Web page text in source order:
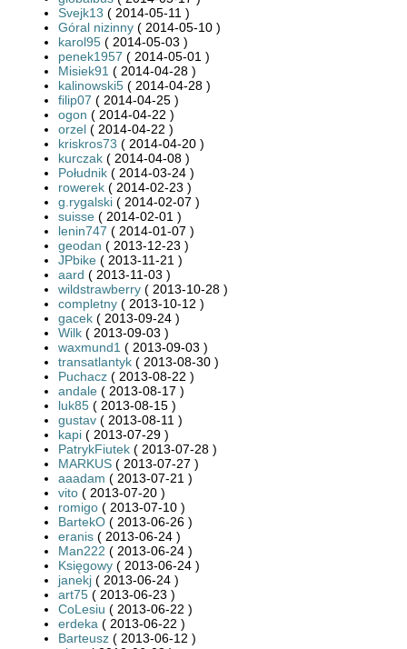
Svejk13 ( 2014-05-11 )
Góral nizinny ( 2014-05-10 )
karol95 ( 2014-05-03 )
penek1957 ( 2014-05-01 )
Misiek91 ( 2014-04-28 )
kalinowski5 ( 2014-04-28 )
filip07 ( 2014-04-25 )
ogon ( 2014-04-22 )
orzel ( 2014-04-22 )
kriskros73 ( 2014-04-20 )
kurczak ( 2014-04-08 )
Południk ( 2014-03-24 )
rowerek ( 2014-02-23 )
g.rygalski ( 2014-02-07 )
suisse ( 2014-02-01 )
lenin747 ( 2014-01-07 )
geodan ( 2013-12-23 )
JPbike ( 2013-11-21 )
aard ( 2013-11-03 )
wildstrawberry ( 2013-10-28 )
completny ( 2013-10-12 )
gacek ( 2013-09-24 )
Wilk ( 2013-09-03 )
waxmund1 ( 2013-09-03 )
transatlantyk ( 2013-08-30 )
Puchacz ( 2013-08-22 )
andale ( 2013-08-17 )
luk85 ( 2013-08-15 )
gustav ( 2013-08-11 )
kapi ( 2013-07-29 )
PatrykFiutek ( 2013-07-28 )
MARKUS ( 2013-07-27 )
aaadam ( 2013-07-21 )
vito ( 2013-07-20 )
romigo ( 2013-07-10 )
BartekO ( 2013-06-26 )
eranis ( 2013-06-24 )
Man222 ( 2013-06-24 )
Księgowy ( 2013-06-24 )
janekj ( 2013-06-24 )
art75 ( 2013-06-23 )
CoLesiu ( 2013-06-22 )
erdeka ( 2013-06-22 )
Barteusz ( 2013-06-12 )